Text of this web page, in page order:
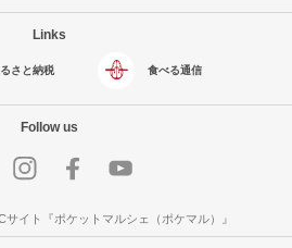
Links
さと納税 食べる通信
Follow us
イト『ポケットマルシェ（ポケマル）』